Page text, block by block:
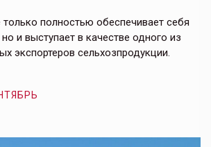
только полностью обеспечивает себя
и выступает в качестве одного из
экспортеров сельхозпродукции.